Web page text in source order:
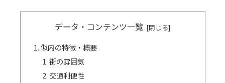
データ・コンテンツ一覧
似内の特徴・概要
街の雰囲気
交通利便性